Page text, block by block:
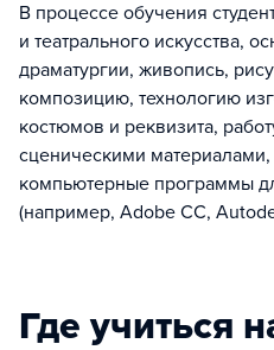
В процессе обучения
и театрального искусства,
драматургии, живопись,
композицию, технологию
костюмов и реквизита,
сценическими
компьютерные программы
(например, Adobe CC,
Где учиться